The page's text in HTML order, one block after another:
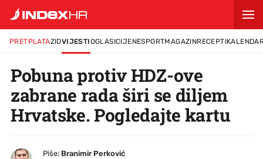
PRETPLATAZIDVIJESTIOGLASICIJENESPORTMAGAZINRECEPTI
Pobuna protiv HDZ-ove
zabrane rada širi se diljem
Hrvatske. Pogledajte kartu
Piše: Branimir Perković